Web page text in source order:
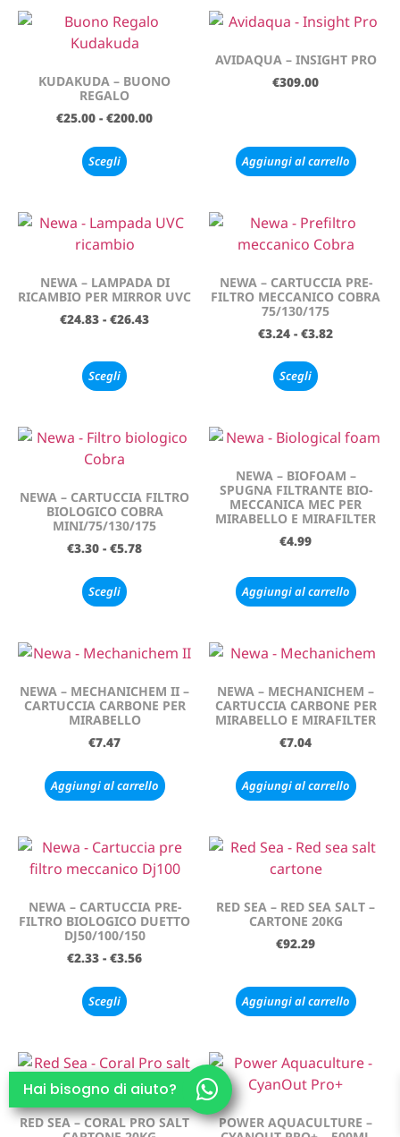
KUDAKUDA – BUONO
REGALO
€25.00 - €200.00
Scegli
AVIDAQUA – INSIGHT PRO
€309.00
Aggiungi al carrello
NEWA – LAMPADA DI
RICAMBIO PER MIRROR UVC
€24.83 - €26.43
Scegli
NEWA – CARTUCCIA PRE-
FILTRO MECCANICO COBRA
75/130/175
€3.24 - €3.82
Scegli
NEWA – CARTUCCIA FILTRO
BIOLOGICO COBRA
MINI/75/130/175
€3.30 - €5.78
Scegli
NEWA – BIOFOAM –
SPUGNA FILTRANTE BIO-
MECCANICA MEC PER
MIRABELLO E MIRAFILTER
€4.99
Aggiungi al carrello
NEWA – MECHANICHEM II –
CARTUCCIA CARBONE PER
MIRABELLO
€7.47
Aggiungi al carrello
NEWA – MECHANICHEM –
CARTUCCIA CARBONE PER
MIRABELLO E MIRAFILTER
€7.04
Aggiungi al carrello
NEWA – CARTUCCIA PRE-
FILTRO BIOLOGICO DUETTO
DJ50/100/150
€2.33 - €3.56
Scegli
RED SEA – RED SEA SALT –
CARTONE 20KG
€92.29
Aggiungi al carrello
RED SEA – CORAL PRO SALT
POWER AQUACULTURE –
Hai bisogno di aiuto?